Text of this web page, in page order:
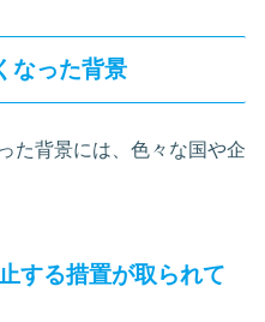
なった背景
た背景には、色々な国や企
する措置が取られて